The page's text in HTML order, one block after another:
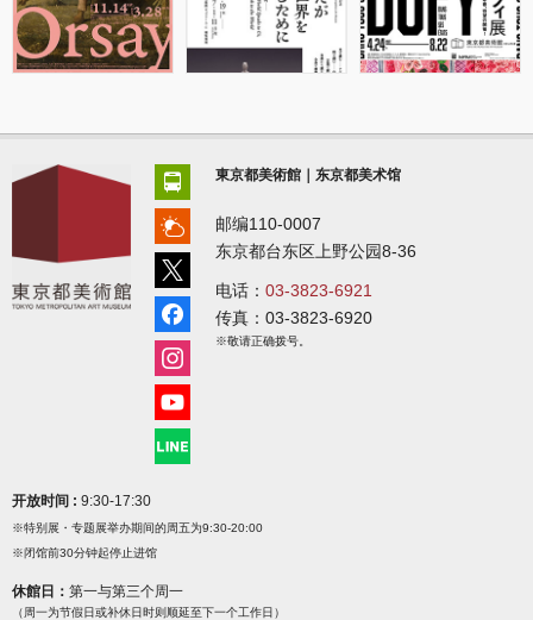
東京都美術館｜东京都美术馆
邮编110-0007
东京都台东区上野公园8-36
电话： 03-3823-6921
传真：03-3823-6920
※敬请正确拨号。
开放时间 : 9:30-17:30
※特别展・专题展举办期间的周五为9:30-20:00
※闭馆前30分钟起停止进馆
休館日： 第一与第三个周一
（周一为节假日或补休日时则顺延至下一个工作日）